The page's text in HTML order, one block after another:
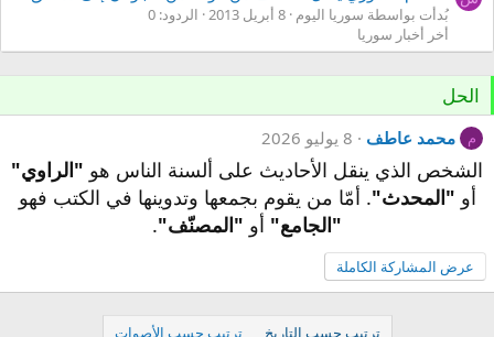
بُدأت بواسطة سوريا اليوم 8 أبريل 2013
الردود: 0
أخر أخبار سوريا
الحل
م محمد عاطف 8 يوليو 2026
الشخص الذي ينقل الأحاديث على ألسنة الناس هو "الراوي"
أو "المحدث". أمّا من يقوم بجمعها وتدوينها في الكتب فهو
"الجامع" أو "المصنّف".
عرض المشاركة الكاملة
ترتيب حسب التاريخ ترتيب حسب الأصوات